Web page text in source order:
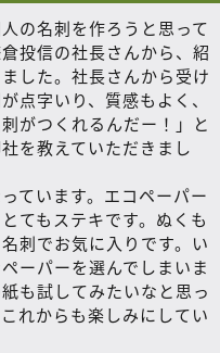
の名刺を作ろうと思って
投信の社長さんから、紹
した。社長さんから受け
点字いり、質感もよく、
刺がつくれるんだー！」と
を教えていただきまし
ています。エコペーパー
てもステキです。ぬくも
刺でお気に入りです。い
ーパーを選んでしまいま
も試してみたいなと思っ
れからも楽しみにしてい